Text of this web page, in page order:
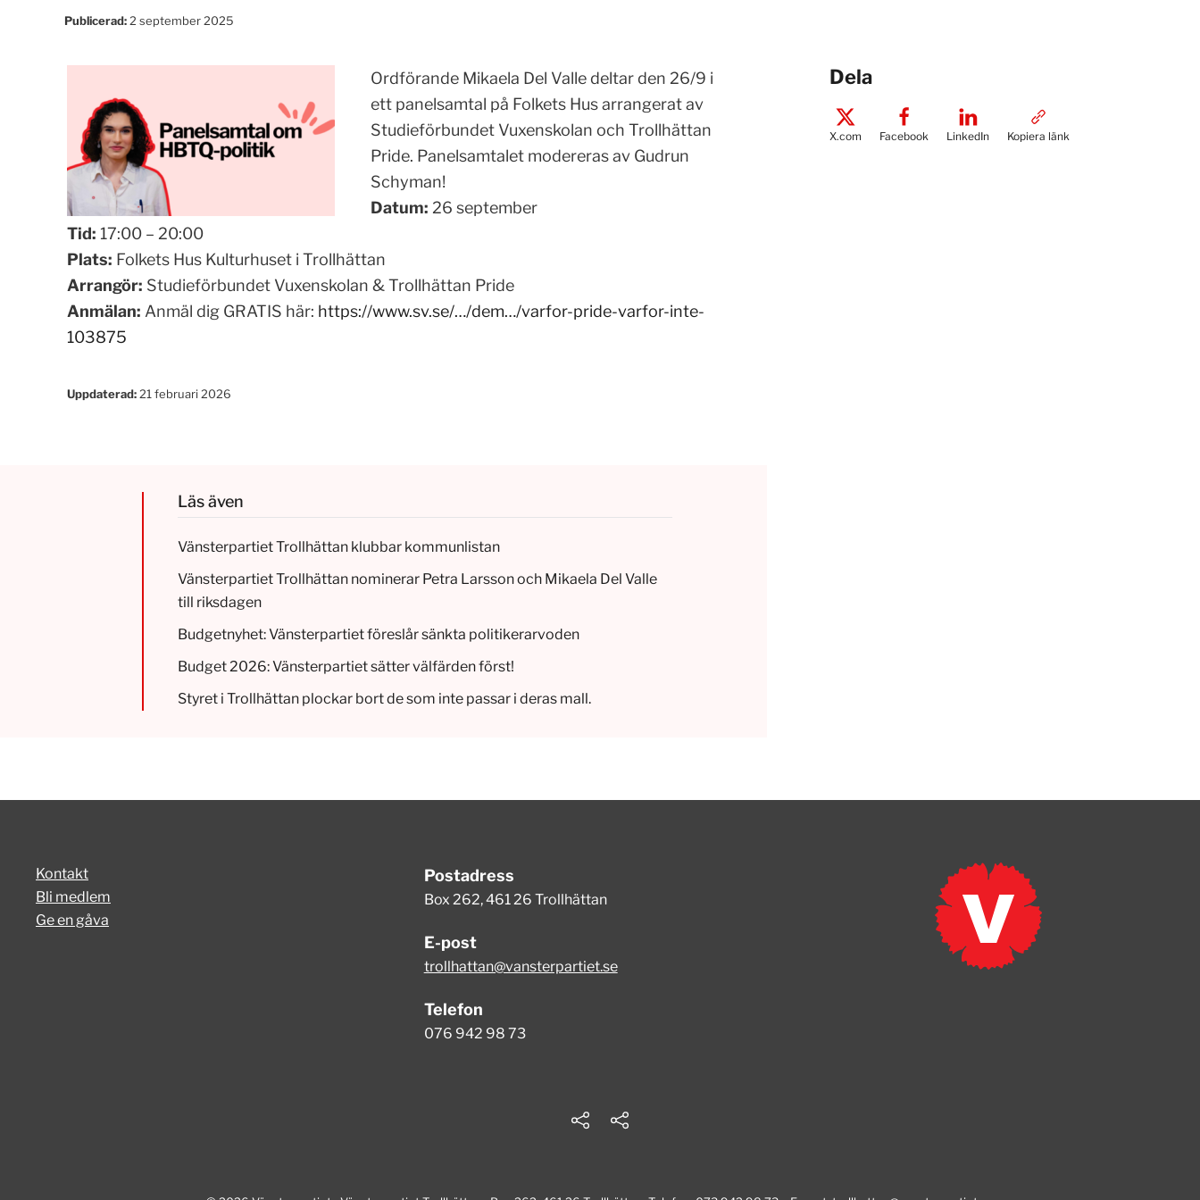
Publicerad: 2 september 2025
Ordförande Mikaela Del Valle deltar den 26/9 i
ett panelsamtal på Folkets Hus arrangerat av
Studieförbundet Vuxenskolan och Trollhättan
Pride. Panelsamtalet modereras av Gudrun
Schyman!
Datum: 26 september
Tid: 17:00 – 20:00
Plats: Folkets Hus Kulturhuset i Trollhättan
Arrangör: Studieförbundet Vuxenskolan & Trollhättan Pride
Anmälan: Anmäl dig GRATIS här: https://www.sv.se/…/dem…/varfor-pride-varfor-inte-
103875
Uppdaterad:21 februari 2026
Läs även
Vänsterpartiet Trollhättan klubbar kommunlistan
Vänsterpartiet Trollhättan nominerar Petra Larsson och Mikaela Del Valle
till riksdagen
Budgetnyhet: Vänsterpartiet föreslår sänkta politikerarvoden
Budget 2026: Vänsterpartiet sätter välfärden först!
Styret i Trollhättan plockar bort de som inte passar i deras mall.
Dela
X.com Facebook LinkedIn Kopiera länk
Kontakt
Bli medlem
Ge en gåva
Postadress
Box 262, 461 26 Trollhättan
E-post
trollhattan@vansterpartiet.se
Telefon
076 942 98 73